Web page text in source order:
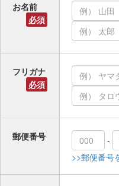
お名前
必須
フリガナ
必須
郵便番号
-
>>郵便番号